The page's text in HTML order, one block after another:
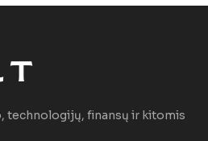
technologijų, finansų ir kitomis